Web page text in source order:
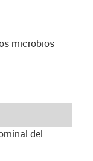
microbios
del